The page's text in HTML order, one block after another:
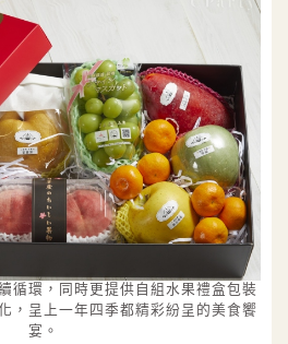
循環，同時更提供自組水果禮盒包裝
，呈上一年四季都精彩紛呈的美食饗
宴。